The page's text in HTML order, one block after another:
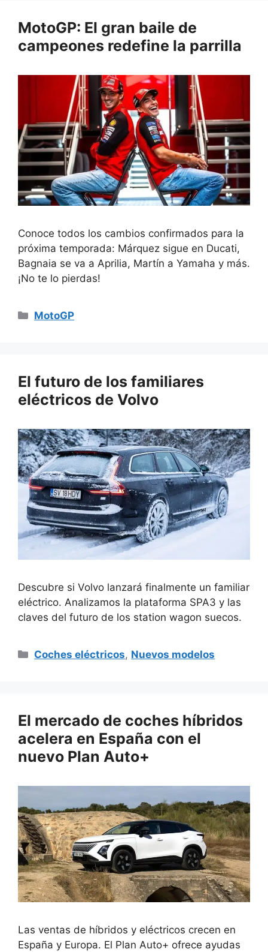
MotoGP: El gran baile de
campeones redefine la parrilla
Conoce todos los cambios confirmados para la
próxima temporada: Márquez sigue en Ducati,
Bagnaia se va a Aprilia, Martín a Yamaha y más.
¡No te lo pierdas!
Categorías
MotoGP
El futuro de los familiares
eléctricos de Volvo
Descubre si Volvo lanzará finalmente un familiar
eléctrico. Analizamos la plataforma SPA3 y las
claves del futuro de los station wagon suecos.
Categorías
Coches eléctricos, Nuevos modelos
El mercado de coches híbridos
acelera en España con el
nuevo Plan Auto+
Las ventas de híbridos y eléctricos crecen en
España y Europa. El Plan Auto+ ofrece ayudas